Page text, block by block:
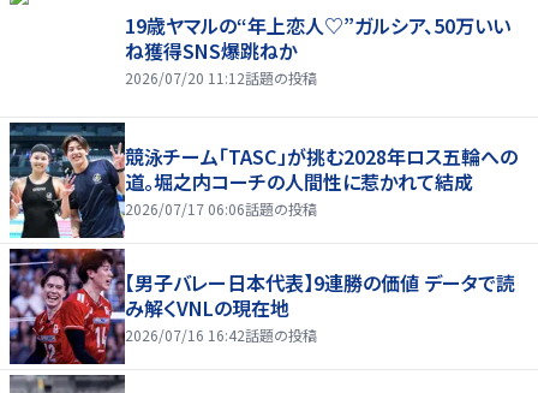
19歳ヤマルの“年上恋人♡”ガルシア、50万いい
ね獲得SNS爆跳ねか
2026/07/20 11:12話題の投稿
競泳チーム「TASC」が挑む2028年ロス五輪への
道。堀之内コーチの人間性に惹かれて結成
2026/07/17 06:06話題の投稿
【男子バレー日本代表】9連勝の価値 データで読
み解くVNLの現在地
2026/07/16 16:42話題の投稿